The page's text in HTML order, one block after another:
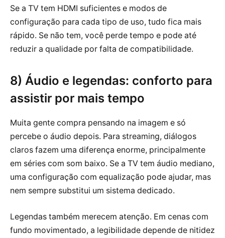
Se a TV tem HDMI suficientes e modos de
configuração para cada tipo de uso, tudo fica mais
rápido. Se não tem, você perde tempo e pode até
reduzir a qualidade por falta de compatibilidade.
8) Áudio e legendas: conforto para
assistir por mais tempo
Muita gente compra pensando na imagem e só
percebe o áudio depois. Para streaming, diálogos
claros fazem uma diferença enorme, principalmente
em séries com som baixo. Se a TV tem áudio mediano,
uma configuração com equalização pode ajudar, mas
nem sempre substitui um sistema dedicado.
Legendas também merecem atenção. Em cenas com
fundo movimentado, a legibilidade depende de nitidez